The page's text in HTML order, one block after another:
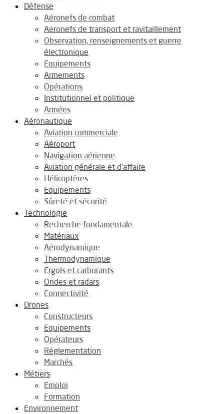
Défense
Aéronefs de combat
Aeronefs de transport et ravitaillement
Observation, renseignements et guerre
électronique
Equipements
Armements
Opérations
Institutionnel et politique
Armées
Aéronautique
Aviation commerciale
Aéroport
Navigation aérienne
Aviation générale et d’affaire
Hélicoptères
Equipements
Sûreté et sécurité
Technologie
Recherche fondamentale
Matériaux
Aérodynamique
Thermodynamique
Ergols et carburants
Ondes et radars
Connectivité
Drones
Constructeurs
Equipements
Opérateurs
Réglementation
Marchés
Métiers
Emploi
Formation
Environnement